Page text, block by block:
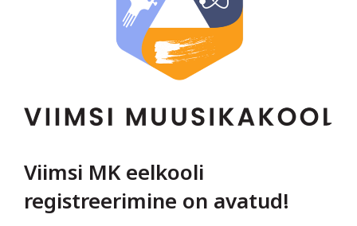
Viimsi MK eelkooli
registreerimine on avatud!